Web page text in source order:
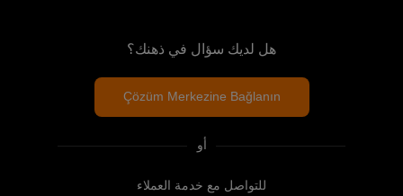
هل لديك سؤال في ذهنك؟
Çözüm Merkezine Bağlanın
أو
للتواصل مع خدمة العملاء